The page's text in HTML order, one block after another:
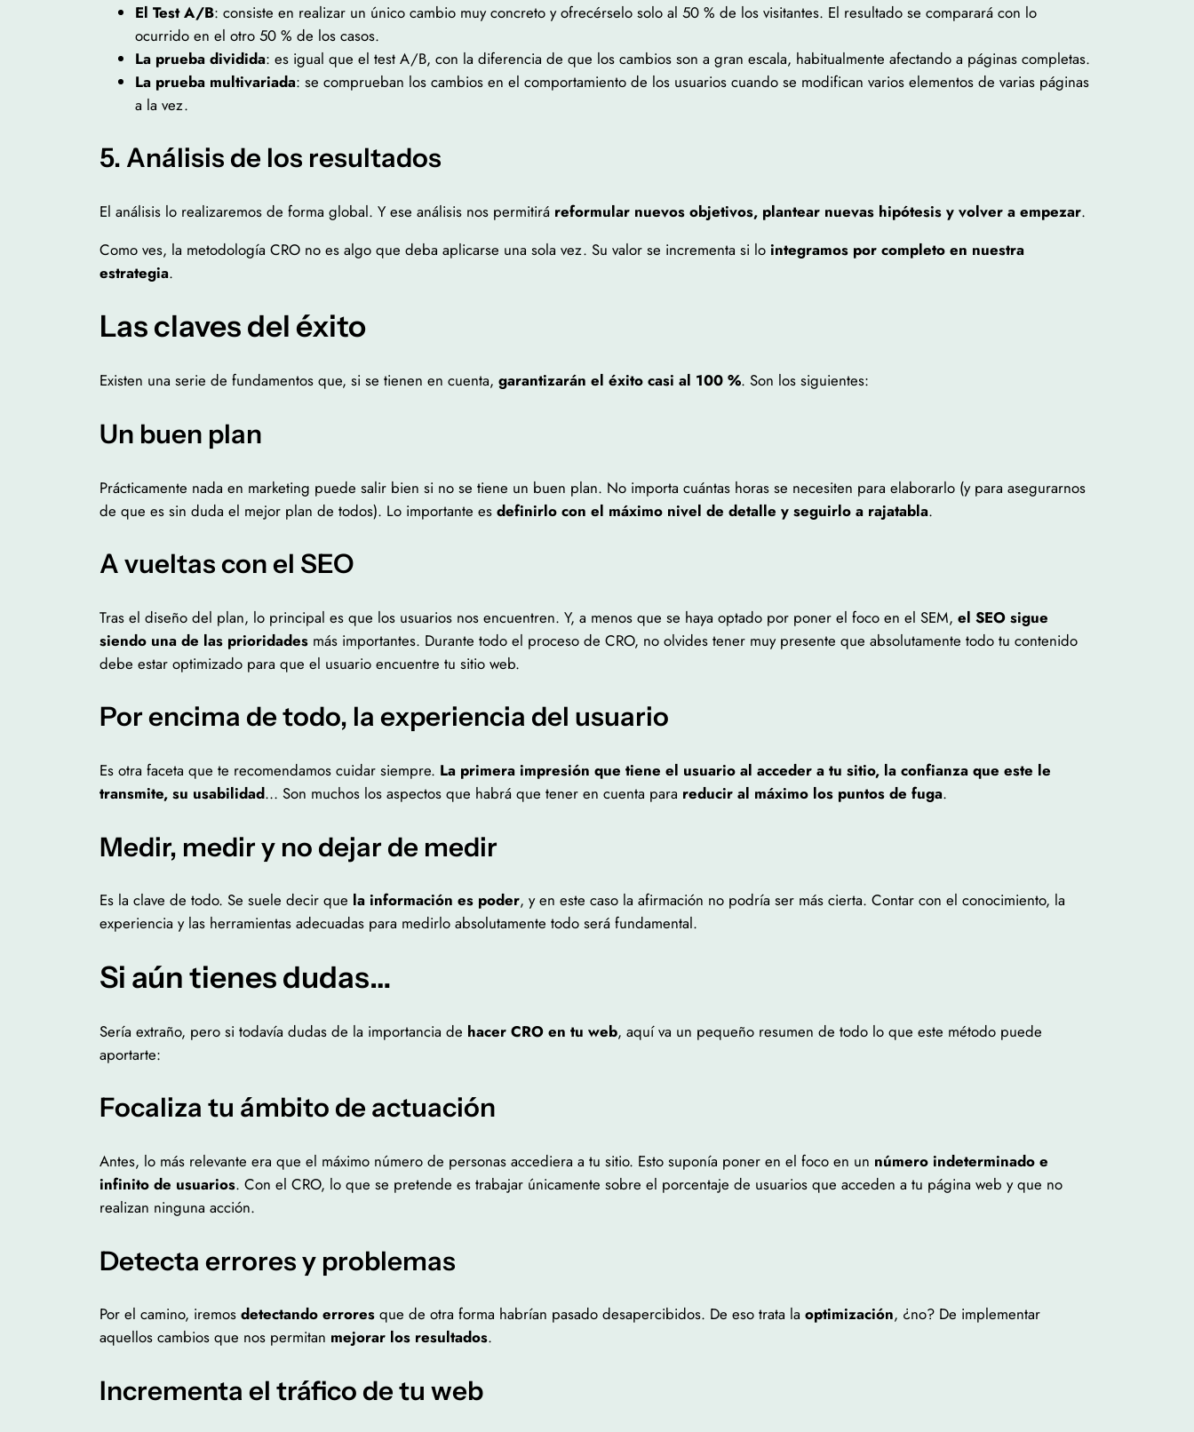
El Test A/B: consiste en realizar un único cambio muy concreto y ofrecérselo solo al 50 % de los visitantes. El resultado se comparará con lo
ocurrido en el otro 50 % de los casos.
La prueba dividida: es igual que el test A/B, con la diferencia de que los cambios son a gran escala, habitualmente afectando a páginas completas.
La prueba multivariada: se comprueban los cambios en el comportamiento de los usuarios cuando se modifican varios elementos de varias páginas
a la vez.
5. Análisis de los resultados
El análisis lo realizaremos de forma global. Y ese análisis nos permitirá reformular nuevos objetivos, plantear nuevas hipótesis y volver a empezar.
Como ves, la metodología CRO no es algo que deba aplicarse una sola vez. Su valor se incrementa si lo integramos por completo en nuestra
estrategia.
Las claves del éxito
Existen una serie de fundamentos que, si se tienen en cuenta, garantizarán el éxito casi al 100 %. Son los siguientes:
Un buen plan
Prácticamente nada en marketing puede salir bien si no se tiene un buen plan. No importa cuántas horas se necesiten para elaborarlo (y para asegurarnos
de que es sin duda el mejor plan de todos). Lo importante es definirlo con el máximo nivel de detalle y seguirlo a rajatabla.
A vueltas con el SEO
Tras el diseño del plan, lo principal es que los usuarios nos encuentren. Y, a menos que se haya optado por poner el foco en el SEM, el SEO sigue
siendo una de las prioridades más importantes. Durante todo el proceso de CRO, no olvides tener muy presente que absolutamente todo tu contenido
debe estar optimizado para que el usuario encuentre tu sitio web.
Por encima de todo, la experiencia del usuario
Es otra faceta que te recomendamos cuidar siempre. La primera impresión que tiene el usuario al acceder a tu sitio, la confianza que este le
transmite, su usabilidad… Son muchos los aspectos que habrá que tener en cuenta para reducir al máximo los puntos de fuga.
Medir, medir y no dejar de medir
Es la clave de todo. Se suele decir que la información es poder, y en este caso la afirmación no podría ser más cierta. Contar con el conocimiento, la
experiencia y las herramientas adecuadas para medirlo absolutamente todo será fundamental.
Si aún tienes dudas…
Sería extraño, pero si todavía dudas de la importancia de hacer CRO en tu web, aquí va un pequeño resumen de todo lo que este método puede
aportarte:
Focaliza tu ámbito de actuación
Antes, lo más relevante era que el máximo número de personas accediera a tu sitio. Esto suponía poner en el foco en un número indeterminado e
infinito de usuarios. Con el CRO, lo que se pretende es trabajar únicamente sobre el porcentaje de usuarios que acceden a tu página web y que no
realizan ninguna acción.
Detecta errores y problemas
Por el camino, iremos detectando errores que de otra forma habrían pasado desapercibidos. De eso trata la optimización, ¿no? De implementar
aquellos cambios que nos permitan mejorar los resultados.
Incrementa el tráfico de tu web